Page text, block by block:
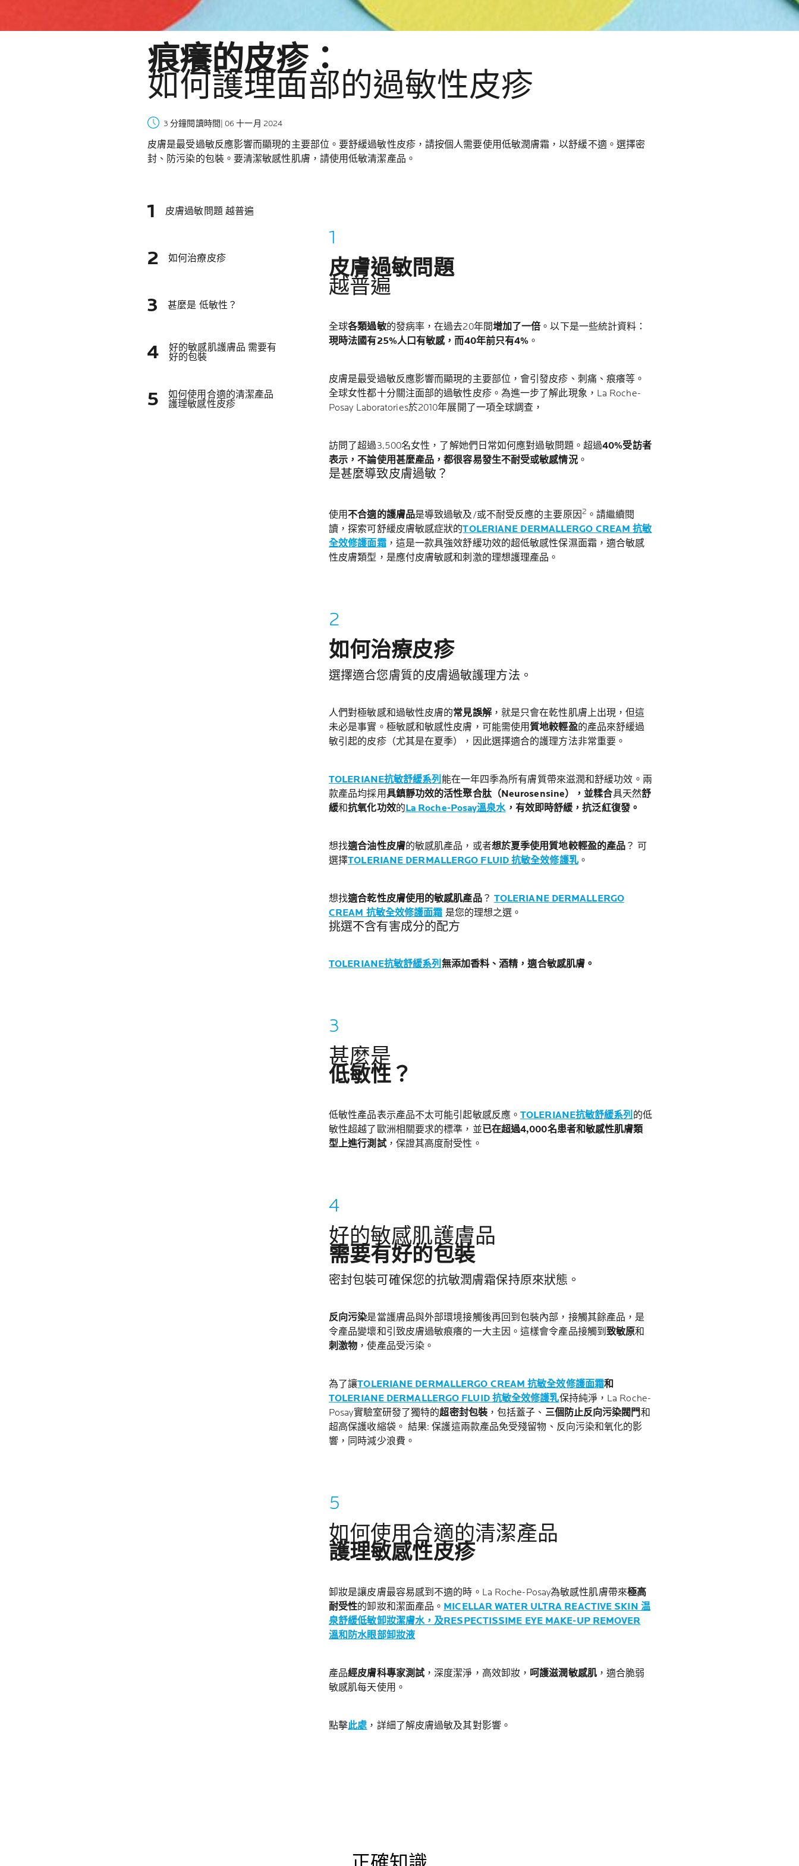
痕癢的皮疹：
如何護理面部的過敏性皮疹
3 分鐘閱讀時間 | 06 十一月 2024
皮膚是最受過敏反應影響而顯現的主要部位。要舒緩過敏性皮疹，請按個人需要使用低敏潤膚霜，以舒緩不適。選擇密
封、防污染的包裝。要清潔敏感性肌膚，請使用低敏清潔產品。
皮膚過敏問題 越普遍
如何治療皮疹
甚麼是 低敏性？
好的敏感肌護膚品 需要有
好的包裝
如何使用合適的清潔產品
護理敏感性皮疹
皮膚過敏問題
越普遍
全球各類過敏的發病率，在過去20年間增加了一倍 。以下是一些統計資料：
現時法國有25%人口有敏感，而40年前只有4% 。
皮膚是最受過敏反應影響而顯現的主要部位，會引發皮疹、刺痛、痕癢等。
全球女性都十分關注面部的過敏性皮疹。為進一步了解此現象，La Roche-
Posay Laboratories於2010年展開了一項全球調查，
訪問了超過3,500名女性，了解她們日常如何應對過敏問題。超過40%受訪者
表示，不論使用甚麼產品，都很容易發生不耐受或敏感情況。
是甚麼導致皮膚過敏？
使用不合適的護膚品是導致過敏及/或不耐受反應的主要原因2 。請繼續閱
讀，探索可舒緩皮膚敏感症狀的TOLERIANE DERMALLERGO CREAM 抗敏
全效修護面霜，這是一款具強效舒緩功效的超低敏感性保濕面霜，適合敏感
性皮膚類型，是應付皮膚敏感和刺激的理想護理產品。
如何治療皮疹
選擇適合您膚質的皮膚過敏護理方法。
人們對極敏感和過敏性皮膚的常見誤解，就是只會在乾性肌膚上出現，但這
未必是事實。極敏感和敏感性皮膚，可能需使用質地較輕盈的產品來舒緩過
敏引起的皮疹（尤其是在夏季），因此選擇適合的護理方法非常重要。
TOLERIANE抗敏舒緩系列能在一年四季為所有膚質帶來滋潤和舒緩功效。兩
款產品均採用具鎮靜功效的活性聚合肽（Neurosensine），並糅合具天然舒
緩和抗氧化功效的La Roche-Posay溫泉水，有效即時舒緩，抗泛紅復發。
想找適合油性皮膚的敏感肌產品，或者想於夏季使用質地較輕盈的產品 ？ 可
選擇TOLERIANE DERMALLERGO FLUID 抗敏全效修護乳。
想找適合乾性皮膚使用的敏感肌產品？ TOLERIANE DERMALLERGO
CREAM 抗敏全效修護面霜 是您的理想之選。
挑選不含有害成分的配方
TOLERIANE抗敏舒緩系列無添加香料、酒精 ，適合敏感肌膚 。
甚麼是
低敏性？
低敏性產品表示產品不太可能引起敏感反應。 TOLERIANE抗敏舒緩系列的低
敏性超越了歐洲相關要求的標準，並已在超過4,000名患者和敏感性肌膚類
型上進行測試，保證其高度耐受性。
好的敏感肌護膚品
需要有好的包裝
密封包裝可確保您的抗敏潤膚霜保持原來狀態。
反向污染是當護膚品與外部環境接觸後再回到包裝內部，接觸其餘產品，是
令產品變壞和引致皮膚過敏痕癢的一大主因。這樣會令產品接觸到致敏原和
刺激物 ，使產品受污染。
為了讓TOLERIANE DERMALLERGO CREAM 抗敏全效修護面霜和
TOLERIANE DERMALLERGO FLUID 抗敏全效修護乳保持純淨，La Roche-
Posay實驗室研發了獨特的超密封包裝，包括蓋子、 三個防止反向污染閥門和
超高保護收縮袋。 結果: 保護這兩款產品免受殘留物、反向污染和氧化的影
響，同時減少浪費。
如何使用合適的清潔產品
護理敏感性皮疹
卸妝是讓皮膚最容易感到不適的時。La Roche-Posay為敏感性肌膚帶來極高
耐受性的卸妝和潔面產品。 MICELLAR WATER ULTRA REACTIVE SKIN 温
泉舒緩低敏卸妝潔膚水，及RESPECTISSIME EYE MAKE-UP REMOVER
溫和防水眼部卸妝液
產品經皮膚科專家測試 ，深度潔淨，高效卸妝， 呵護滋潤敏感肌，適合脆弱
敏感肌每天使用。
點擊此處，詳細了解皮膚過敏及其對影響。